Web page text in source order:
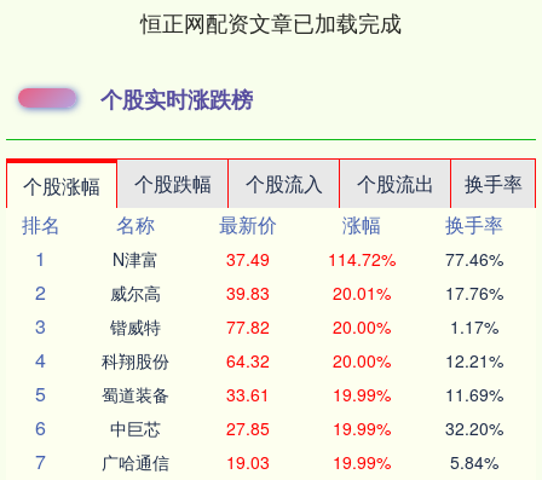
恒正网配资文章已加载完成
个股实时涨跌榜
个股涨幅 个股跌幅 个股流入 个股流出
换手率
排名
名称 最新价 涨幅
换手率
1
N津富 37.49 114.72% 77.46%
2 威尔高 39.83 20.01% 17.76%
3 锴威特 77.82 20.00% 1.17%
4 科翔股份 64.32 20.00% 12.21%
5 蜀道装备 33.61 19.99% 11.69%
6 中巨芯 27.85 19.99% 32.20%
7 广哈通信 19.03 19.99% 5.84%